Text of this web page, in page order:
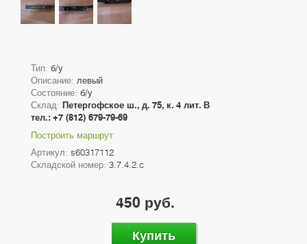
Тип: б/у
Описание: левый
Состояние: б/у
Склад: Петергофское ш., д. 75, к. 4 лит. В
тел.: +7 (812) 679-79-69
Построить маршрут
Артикул: s60317112
Складской номер: 3.7.4.2.c
450 руб.
Купить